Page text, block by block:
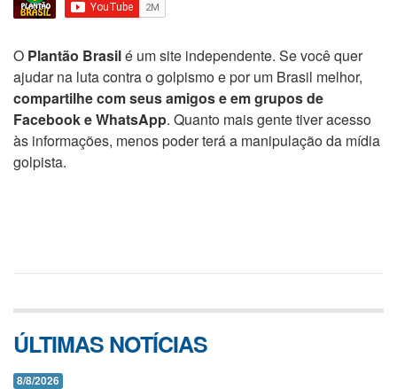
O Plantão Brasilé um site independente. Se você quer
ajudar na luta contra o golpismo e por um Brasil melhor,
compartilhe com seus amigos e em grupos de
Facebook e WhatsApp. Quanto mais gente tiver acesso
às informações, menos poder terá a manipulação da mídia
golpista.
ÚLTIMAS NOTÍCIAS
8/8/2026